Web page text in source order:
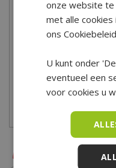
Heb je advies nodig bij
toebehoren? Kom
Tuincentrum De Boet is
centraal in een driehoek
onze website te
met alle
ons
U kunt onder
eventueel een
voor cookies u